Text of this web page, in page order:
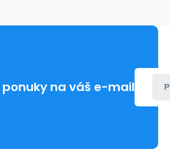
ponuky na váš e-mail